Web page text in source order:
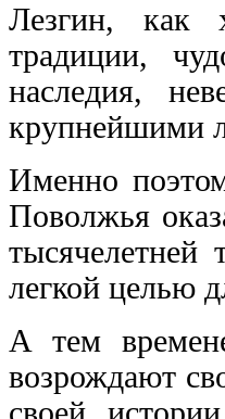
Лезгин, как
традиции,
наследия,
крупнейшими
Именно
Поволжья
легкой целью
А тем
возрождают
своей